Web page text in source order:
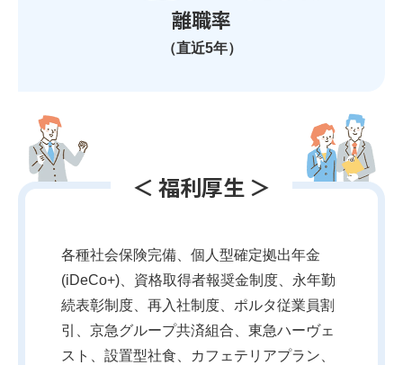
離職率
（直近5年）
＜ 福利厚生 ＞
各種社会保険完備、個人型確定拠出年金
(iDeCo+)、資格取得者報奨金制度、永年勤
続表彰制度、再入社制度、ポルタ従業員割
引、京急グループ共済組合、東急ハーヴェ
スト、設置型社食、カフェテリアプラン、